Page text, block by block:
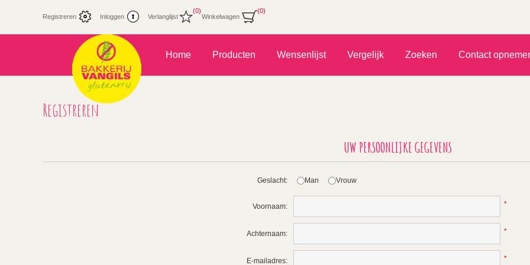
Registreren Inloggen Verlanglijst
(0)
Winkelwagen
(0)
Home Producten Wensenlijst Vergelijk Zoeken Contact
Registreren
UW PERSOONLIJKE GEGEVENS
Geslacht: Man Vrouw
Voornaam: *
Achternaam: *
E-mailadres: *